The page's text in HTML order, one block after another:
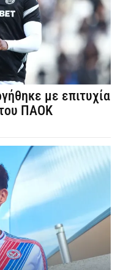
με επιτυχία
ΠΑΟΚ